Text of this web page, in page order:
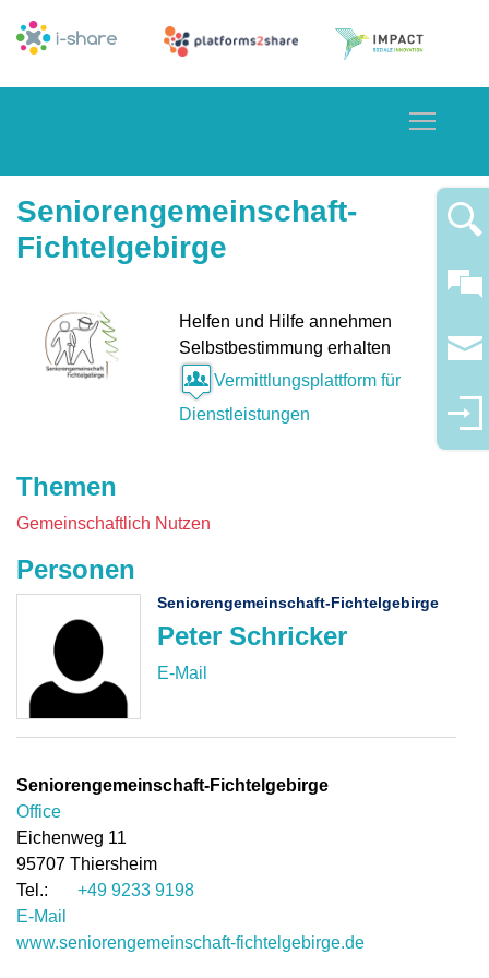
Seniorengemeinschaft-
Fichtelgebirge
Helfen und Hilfe annehmen
Selbstbestimmung erhalten
Vermittlungsplattform für
Dienstleistungen
Themen
Gemeinschaftlich Nutzen
Personen
Peter Schricker
Seniorengemeinschaft-Fichtelgebirge
Seniorengemeinschaft-Fichtelgebirge
Office
Eichenweg 11
95707 Thiersheim
+49 9233 9198
E-Mail
www.seniorengemeinschaft-fichtelgebirge.de